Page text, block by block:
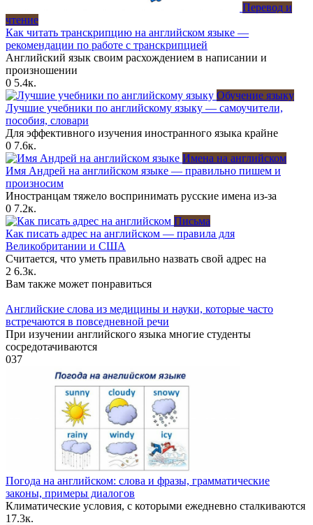
Перевод и
чтение
Как читать транскрипцию на английском языке —
рекомендации по работе с транскрипцией
Английский язык своим расхождением в написании и
произношении
0 5.4к.
Обучение языку
Лучшие учебники по английскому языку — самоучители,
пособия, словари
Для эффективного изучения иностранного языка крайне
0 7.6к.
Имена на английском
Имя Андрей на английском языке — правильно пишем и
произносим
Иностранцам тяжело воспринимать русские имена из-за
0 7.2к.
Письма
Как писать адрес на английском — правила для
Великобритании и США
Считается, что уметь правильно назвать свой адрес на
2 6.3к.
Вам также может понравиться
Английские слова из медицины и науки, которые часто
встречаются в повседневной речи
При изучении английского языка многие студенты
сосредотачиваются
037
Погода на английском: слова и фразы, грамматические
законы, примеры диалогов
Климатические условия, с которыми ежедневно сталкиваются
1 7.3к.